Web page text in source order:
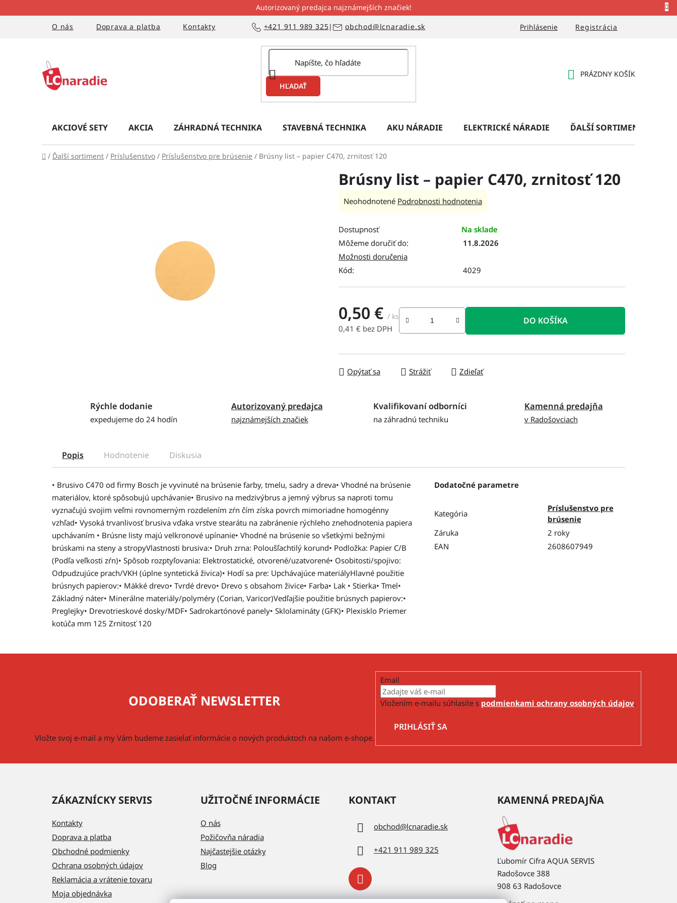
na
Autorizovaný predajca najznámejších značiek!
O nás
Doprava a platba Kontakty Prihlásenie Registrácia
+421 911 989 325| obchod@lcnaradie.sk
HĽADAŤ
PRÁZDNY KOŠÍK
AKCIOVÉ SETY AKCIA ZÁHRADNÁ TECHNIKA STAVEBNÁ TECHNIKA AKU NÁRADIE ELEKTRICKÉ NÁRADIE ĎALŠÍ SORTIMENT
Domov
/ Ďalší sortiment / Príslušenstvo / Príslušenstvo pre brúsenie / Brúsny list – papier C470, zrnitosť 120
Brúsny list – papier C470, zrnitosť 120
Priemerné
produktu
je
0,0
z
5
hviezdičiek.
Neohodnotené Podrobnosti hodnotenia
Dostupnosť
Na sklade
Môžeme doručiť do:
11.8.2026
Možnosti doručenia
Kód:
4029
0,50 € / ks
0,41 € bez DPH
DO KOŠÍKA
Opýtať sa Strážiť Zdieľať
Rýchle dodanie
expedujeme do 24 hodín
Autorizovaný predajca
najznámejších značiek
Kvalifikovaní odborníci
na záhradnú techniku
Kamenná predajňa
v Radošovciach
Popis Hodnotenie Diskusia
• Brusivo C470 od firmy Bosch je vyvinuté na brúsenie farby, tmelu, sadry a dreva• Vhodné na brúsenie
materiálov, ktoré spôsobujú upchávanie• Brusivo na medzivýbrus a jemný výbrus sa naproti tomu
vyznačujú svojim veľmi rovnomerným rozdelením zŕn čím získa povrch mimoriadne homogénny
vzhľad• Vysoká trvanlivosť brusiva vďaka vrstve stearátu na zabránenie rýchleho znehodnotenia papiera
upchávaním • Brúsne listy majú velkronové upínanie• Vhodné na brúsenie so všetkými bežnými
brúskami na steny a stropyVlastnosti brusiva:• Druh zrna: Poloušľachtilý korund• Podložka: Papier C/B
(Podľa veľkosti zŕn)• Spôsob rozptyľovania: Elektrostatické, otvorené/uzatvorené• Osobitosti/spojivo:
Odpudzujúce prach/VKH (úplne syntetická živica)• Hodí sa pre: Upchávajúce materiályHlavné použitie
brúsnych papierov:• Mäkké drevo• Tvrdé drevo• Drevo s obsahom živice• Farba• Lak • Stierka• Tmel•
Základný náter• Minerálne materiály/polyméry (Corian, Varicor)Vedľajšie použitie brúsnych papierov:•
Preglejky• Drevotrieskové dosky/MDF• Sadrokartónové panely• Sklolamináty (GFK)• Plexisklo Priemer
kotúča mm 125 Zrnitosť 120
Dodatočné parametre
Kategória
Príslušenstvo pre
brúsenie
Záruka
2 roky
EAN
2608607949
ODOBERAŤ NEWSLETTER
Vložte svoj e-mail a my Vám budeme zasielať informácie o nových produktoch na našom e-shope.
Email
Vložením e-mailu súhlasíte s podmienkami ochrany osobných údajov.
PRIHLÁSIŤ SA
ZÁKAZNÍCKY SERVIS
Kontakty
Doprava a platba
Obchodné podmienky
Ochrana osobných údajov
Reklamácia a vrátenie tovaru
Moja objednávka
UŽITOČNÉ INFORMÁCIE
O nás
Požičovňa náradia
Najčastejšie otázky
Blog
KONTAKT
obchod@lcnaradie.sk
+421 911 989 325
KAMENNÁ PREDAJŇA
Ľubomír Cifra AQUA SERVIS
Radošovce 388
908 63 Radošovce